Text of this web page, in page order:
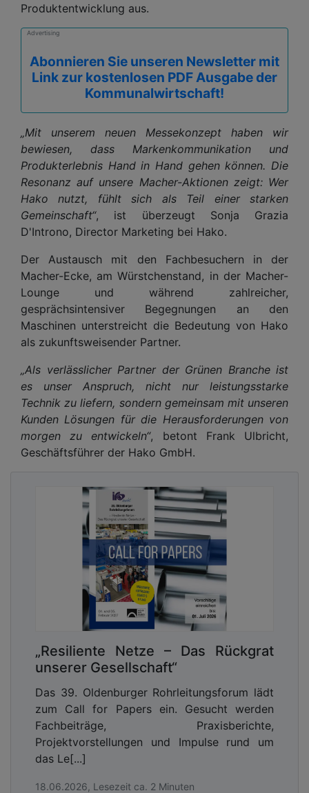
Produktentwicklung aus.
Advertising
Abonnieren Sie unseren Newsletter mit
Link zur kostenlosen PDF Ausgabe der
Kommunalwirtschaft!
„Mit unserem neuen Messekonzept haben wir
bewiesen, dass Markenkommunikation und
Produkterlebnis Hand in Hand gehen können. Die
Resonanz auf unsere Macher-Aktionen zeigt: Wer
Hako nutzt, fühlt sich als Teil einer starken
Gemeinschaft“, ist überzeugt Sonja Grazia
D'Introno, Director Marketing bei Hako.
Der Austausch mit den Fachbesuchern in der
Macher-Ecke, am Würstchenstand, in der Macher-
Lounge und während zahlreicher,
gesprächsintensiver Begegnungen an den
Maschinen unterstreicht die Bedeutung von Hako
als zukunftsweisender Partner.
„Als verlässlicher Partner der Grünen Branche ist
es unser Anspruch, nicht nur leistungsstarke
Technik zu liefern, sondern gemeinsam mit unseren
Kunden Lösungen für die Herausforderungen von
morgen zu entwickeln“, betont Frank Ulbricht,
Geschäftsführer der Hako GmbH.
„Resiliente Netze – Das Rückgrat
unserer Gesellschaft“
Das 39. Oldenburger Rohrleitungsforum lädt
zum Call for Papers ein. Gesucht werden
Fachbeiträge, Praxisberichte,
Projektvorstellungen und Impulse rund um
das Le[...]
18.06.2026, Lesezeit ca. 2 Minuten